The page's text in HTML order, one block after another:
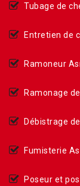
Tubage de
Entretien de
Ramoneur
Ramonage
Débistrage
Fumisterie
Poseur et